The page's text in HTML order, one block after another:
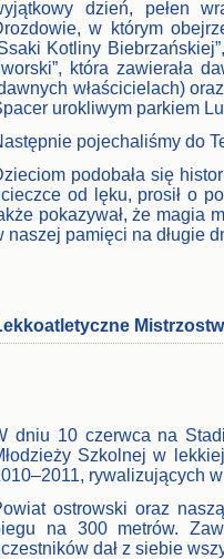
dzień, pełen
w którym
Kotliny
która zawierała
właścicielach)
urokliwym parkiem
pojechaliśmy do
podobała się
od lęku, prosił o
pokazywał, że magia
naszej pamięci na długie
dniu 10 czerwca na
Szkolnej w
rywalizujących
ostrowski oraz
na 300 metrów.
dał z siebie